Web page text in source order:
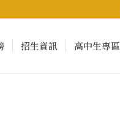
招生資訊 高中生專區